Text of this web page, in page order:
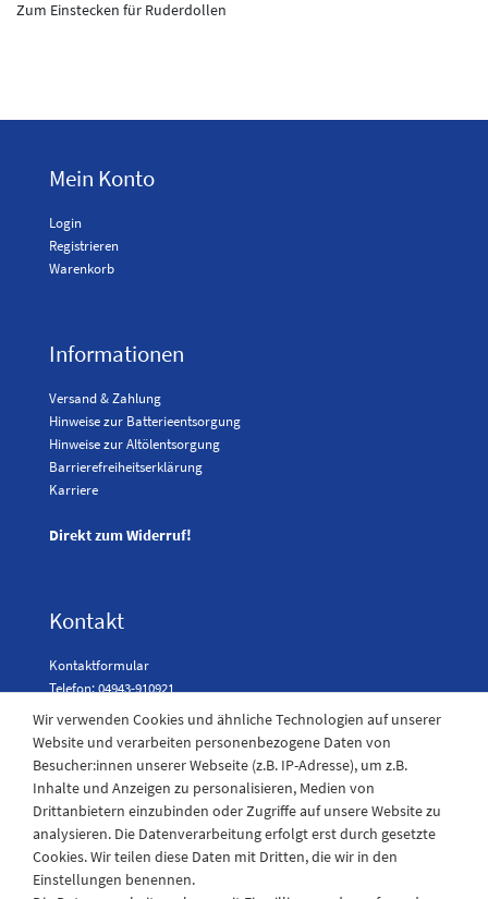
Zum Einstecken für Ruderdollen
Mein Konto
Login
Registrieren
Warenkorb
Informationen
Versand & Zahlung
Hinweise zur Batterieentsorgung
Hinweise zur Altölentsorgung
Barrierefreiheitserklärung
Karriere
Direkt zum Widerruf!
Kontakt
Kontaktformular
Telefon: 04943-910921
Laden Öffnungszeiten
Montag - Freitag
08:30 - 12:30 und 13.00 - 17.30 Uhr
Samstags
08:30 bis 12:30 Uhr
Wir verwenden Cookies und ähnliche Technologien auf unserer
Website und verarbeiten personenbezogene Daten von
Besucher:innen unserer Webseite (z.B. IP-Adresse), um z.B.
Inhalte und Anzeigen zu personalisieren, Medien von
Drittanbietern einzubinden oder Zugriffe auf unsere Website zu
analysieren. Die Datenverarbeitung erfolgt erst durch gesetzte
Cookies. Wir teilen diese Daten mit Dritten, die wir in den
Einstellungen benennen.